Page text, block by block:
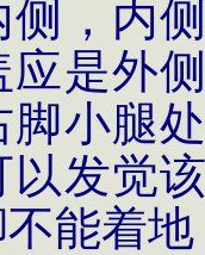
侧，内
应是外
脚小腿
以发觉
能着